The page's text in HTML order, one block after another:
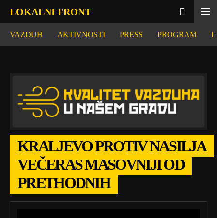
LOKALNI FRONT
VAZDUH AKTIVNOSTI PRESS PROGRAM
KRALJEVO PROTIV NASILJA
VEČERAS MASOVNIJI OD
PRETHODNIH